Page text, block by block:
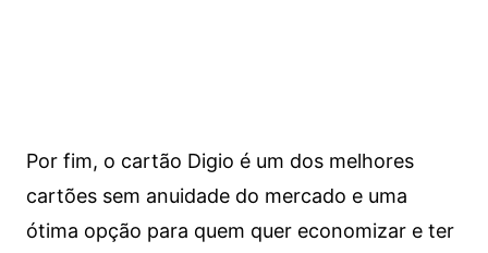
Por fim, o cartão Digio é um dos melhores
cartões sem anuidade do mercado e uma
ótima opção para quem quer economizar e ter